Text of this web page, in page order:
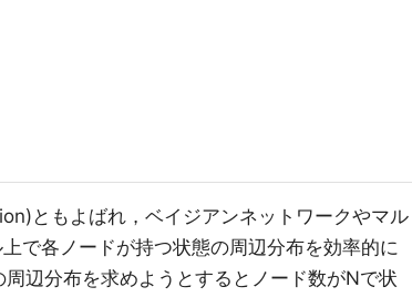
ともよばれ，ベイジアンネットワークやマル
で各ノードが持つ状態の周辺分布を効率的に
辺分布を求めようとするとノード数がNで状